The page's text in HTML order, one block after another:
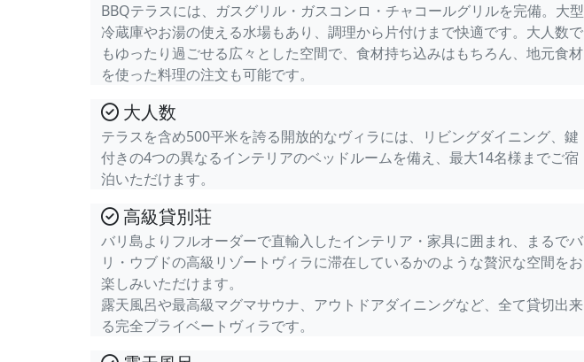
BBQテラスには、ガスグリル・ガスコンロ・チャコールグリルを完備。大型
冷蔵庫やお湯の使える水場もあり、調理から片付けまで快適です。大人数で
もゆったり過ごせる広々とした空間で、食材持ち込みはもちろん、地元食材
を使った料理の注文も可能です。
大人数
テラスを含め500平米を誇る開放的なヴィラには、リビングダイニング、鍵
付きの4つの異なるインテリアのベッドルームを備え、最大14名様までご宿
泊いただけます。
高級貸別荘
バリ島よりフルオーダーで直輸入したインテリア・家具に囲まれ、まるでバ
リ・ウブドの高級リゾートヴィラに滞在しているかのような贅沢な空間をお
楽しみいただけます。
露天風呂や最高級マグマサウナ、アウトドアダイニングなど、全て貸切出来
る完全プライベートヴィラです。